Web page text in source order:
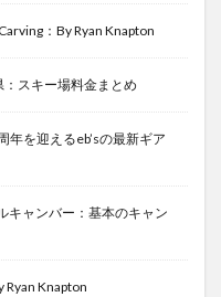
：By Ryan Knapton
：スキー場料金まとめ
年を迎えるeb’sの最新ギア
キャンバー：基本のキャン
Ryan Knapton